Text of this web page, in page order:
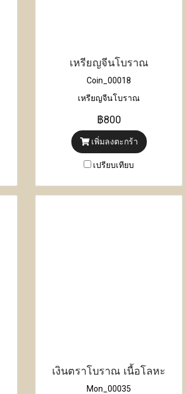
เหรียญจีนโบราณ
Coin_00018
เหรียญจีนโบราณ
฿800
เพิ่มลงตะกร้า
เปรียบเทียบ
เงินตราโบราณ เนื้อโลหะ
Mon_00035